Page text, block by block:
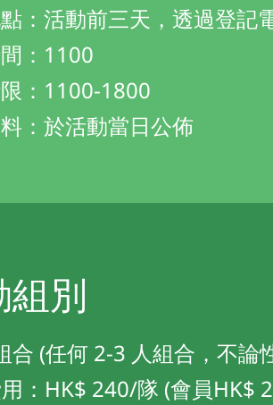
：活動前三天，透過登記
：1100
：1100-1800
：於活動當日公佈
組別
合 (任何 2-3 人組合，不論
：HK$ 240/隊 (會員HK$